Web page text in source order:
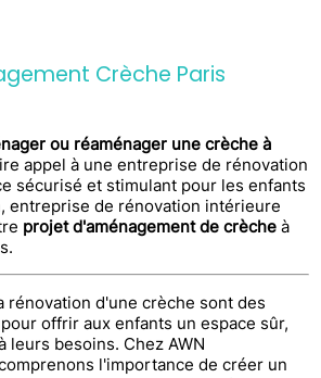
Crèche Paris
ou réaménager une crèche à
appel à une entreprise de rénovation
sécurisé et stimulant pour les enfants
entreprise de rénovation intérieure
projet d'aménagement de crèche à
rénovation d'une crèche sont des
offrir aux enfants un espace sûr,
leurs besoins. Chez AWN
l'importance de créer un